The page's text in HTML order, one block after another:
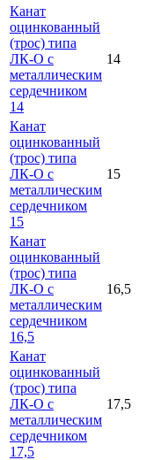
Канат
оцинкованный
(трос) типа
ЛК-О с
металлическим
сердечником
14
14
Канат
оцинкованный
(трос) типа
ЛК-О с
металлическим
сердечником
15
15
Канат
оцинкованный
(трос) типа
ЛК-О с
металлическим
сердечником
16,5
16,5
Канат
оцинкованный
(трос) типа
ЛК-О с
металлическим
сердечником
17,5
17,5